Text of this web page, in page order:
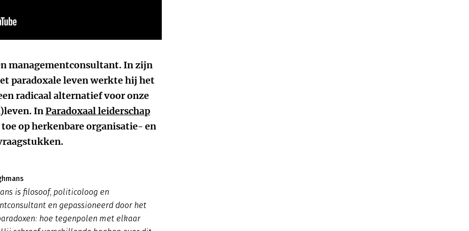
managementconsultant. In zijn
paradoxale leven werkte hij het
radicaal alternatief voor onze
InParadoxaal leiderschap
op herkenbare organisatie- en
is filosoof, politicoloog en
en gepassioneerd door het
hoe tegenpolen met elkaar